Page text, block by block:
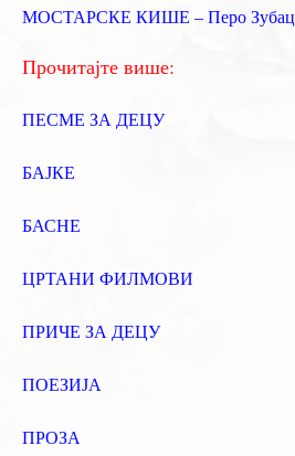
а
:
МОСТАРСКЕ КИШЕ – Перо Зубац
Прочитајте више:
ПЕСМЕ ЗА ДЕЦУ
БАЈКЕ
БАСНЕ
ЦРТАНИ ФИЛМОВИ
ПРИЧЕ ЗА ДЕЦУ
ПОЕЗИЈА
ПРОЗА